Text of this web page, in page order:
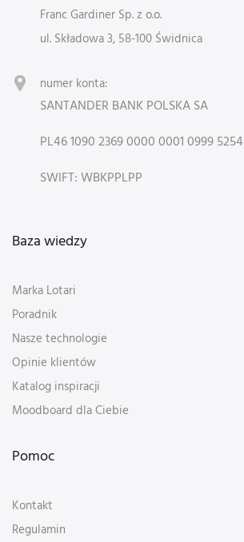
Franc Gardiner Sp. z o.o.
ul. Składowa 3, 58-100 Świdnica
numer konta:
SANTANDER BANK POLSKA SA
PL46 1090 2369 0000 0001 0999 5254
SWIFT: WBKPPLPP
Baza wiedzy
Marka Lotari
Poradnik
Nasze technologie
Opinie klientów
Katalog inspiracji
Moodboard dla Ciebie
Pomoc
Kontakt
Regulamin